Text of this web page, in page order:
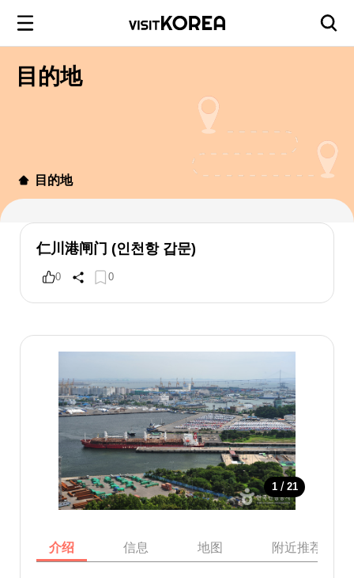
目的地
目的地
仁川港闸门 (인천항 갑문)
0 0
1 / 21
介绍 信息 地图 附近推荐景点